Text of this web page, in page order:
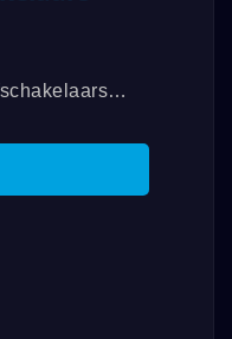
En